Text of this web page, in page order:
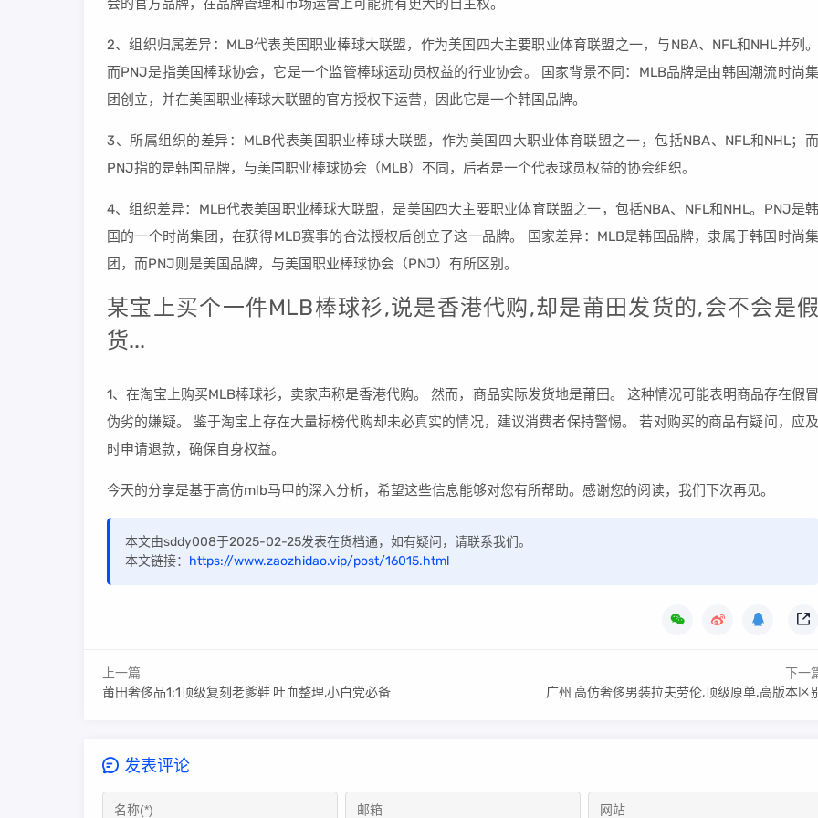
会的官方品牌，在品牌管理和市场运营上可能拥有更大的自主权。
2、组织归属差异：MLB代表美国职业棒球大联盟，作为美国四大主要职业体育联盟之一，与NBA、NFL和NHL并列。
而PNJ是指美国棒球协会，它是一个监管棒球运动员权益的行业协会。 国家背景不同：MLB品牌是由韩国潮流时尚集
团创立，并在美国职业棒球大联盟的官方授权下运营，因此它是一个韩国品牌。
3、所属组织的差异：MLB代表美国职业棒球大联盟，作为美国四大职业体育联盟之一，包括NBA、NFL和NHL；而
PNJ指的是韩国品牌，与美国职业棒球协会（MLB）不同，后者是一个代表球员权益的协会组织。
4、组织差异：MLB代表美国职业棒球大联盟，是美国四大主要职业体育联盟之一，包括NBA、NFL和NHL。PNJ是韩
国的一个时尚集团，在获得MLB赛事的合法授权后创立了这一品牌。 国家差异：MLB是韩国品牌，隶属于韩国时尚集
团，而PNJ则是美国品牌，与美国职业棒球协会（PNJ）有所区别。
某宝上买个一件MLB棒球衫,说是香港代购,却是莆田发货的,会不会是假
货...
1、在淘宝上购买MLB棒球衫，卖家声称是香港代购。 然而，商品实际发货地是莆田。 这种情况可能表明商品存在假冒
伪劣的嫌疑。 鉴于淘宝上存在大量标榜代购却未必真实的情况，建议消费者保持警惕。 若对购买的商品有疑问，应及
时申请退款，确保自身权益。
今天的分享是基于高仿mlb马甲的深入分析，希望这些信息能够对您有所帮助。感谢您的阅读，我们下次再见。
本文由sddy008于2025-02-25发表在货档通，如有疑问，请联系我们。
本文链接： https://www.zaozhidao.vip/post/16015.html
上一篇
莆田奢侈品1:1顶级复刻老爹鞋 吐血整理,小白党必备
下一
广州 高仿奢侈男装拉夫劳伦,顶级原单.高版本区
发表评论